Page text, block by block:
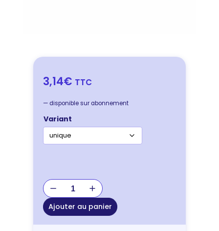
3,14€ TTC
— disponible sur abonnement
Variant
quantité
de
JOUET
CANNE
A
Ajouter au panier